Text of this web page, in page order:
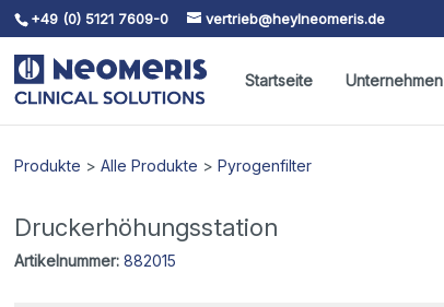
Skip To Content
+49 (0) 5121 7609-0 vertrieb@heylneomeris.de
Startseite Unternehmen
Produkte >Alle Produkte >Pyrogenfilter
Druckerhöhungsstation
Artikelnummer: 882015